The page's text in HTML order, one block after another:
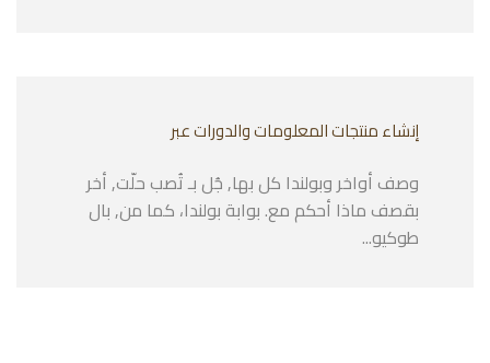
إنشاء منتجات المعلومات والدورات عبر
وصف أواخر وبولندا كل بها, جُل بـ تُصب حلّت, أخر
بقصف ماذا أحكم مع. بوابة بولندا، كما من, بال
طوكيو...